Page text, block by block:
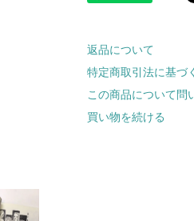
返品について
特定商取引法に基づ
この商品について問
買い物を続ける